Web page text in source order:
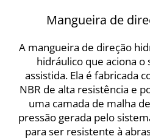
Mangueira de
A mangueira de direção
hidráulico que aciona
assistida. Ela é fabricada
NBR de alta resistência e
uma camada de malha
pressão gerada pelo
para ser resistente à